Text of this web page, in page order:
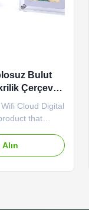
Bulut
Çerçeve
Dosya
Cloud Digital
that
support for
JPEG, PNG,